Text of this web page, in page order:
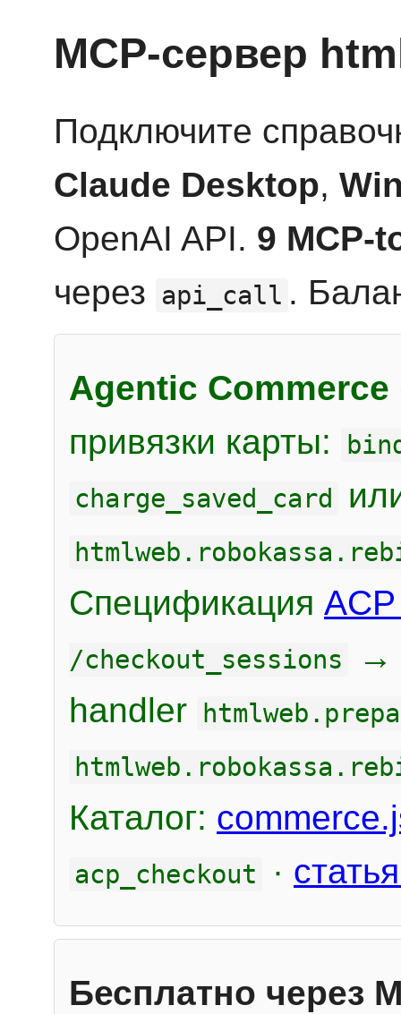
MCP-сервер
Подключите
Claude Desktop,
OpenAI API. 9 MCP-
через api_call .
Agentic Commerce
привязки карты:
charge_saved_card
Спецификация
/checkout_sessions
handler
Каталог:
acp_checkout ·
Бесплатно через